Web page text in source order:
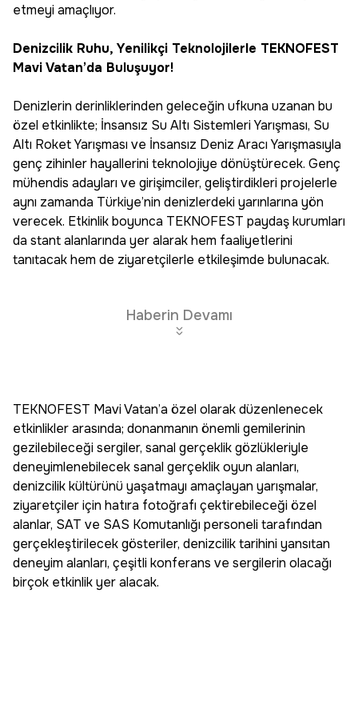
etmeyi amaçlıyor.
Denizcilik Ruhu, Yenilikçi Teknolojilerle TEKNOFEST
Mavi Vatan’da Buluşuyor!
Denizlerin derinliklerinden geleceğin ufkuna uzanan bu
özel etkinlikte; İnsansız Su Altı Sistemleri Yarışması, Su
Altı Roket Yarışması ve İnsansız Deniz Aracı Yarışmasıyla
genç zihinler hayallerini teknolojiye dönüştürecek. Genç
mühendis adayları ve girişimciler, geliştirdikleri projelerle
aynı zamanda Türkiye’nin denizlerdeki yarınlarına yön
verecek. Etkinlik boyunca TEKNOFEST paydaş kurumları
da stant alanlarında yer alarak hem faaliyetlerini
tanıtacak hem de ziyaretçilerle etkileşimde bulunacak.
Haberin Devamı
TEKNOFEST Mavi Vatan’a özel olarak düzenlenecek
etkinlikler arasında; donanmanın önemli gemilerinin
gezilebileceği sergiler, sanal gerçeklik gözlükleriyle
deneyimlenebilecek sanal gerçeklik oyun alanları,
denizcilik kültürünü yaşatmayı amaçlayan yarışmalar,
ziyaretçiler için hatıra fotoğrafı çektirebileceği özel
alanlar, SAT ve SAS Komutanlığı personeli tarafından
gerçekleştirilecek gösteriler, denizcilik tarihini yansıtan
deneyim alanları, çeşitli konferans ve sergilerin olacağı
birçok etkinlik yer alacak.